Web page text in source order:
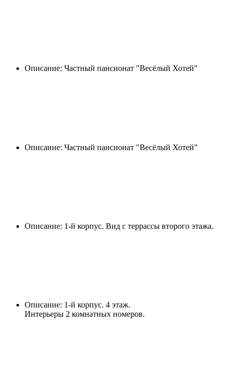
Описание: Частный пансионат "Весёлый Хотей"
Описание: Частный пансионат "Весёлый Хотей"
Описание: 1-й корпус. Вид с террассы второго этажа.
Описание: 1-й корпус. 4 этаж.
Интерьеры 2 комнатных номеров.